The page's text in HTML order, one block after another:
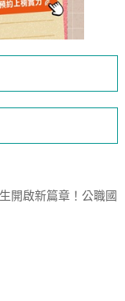
開啟新篇章！公職國